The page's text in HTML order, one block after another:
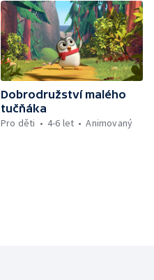
Dobrodružství malého
tučňáka
Pro děti
4-6 let Animovaný